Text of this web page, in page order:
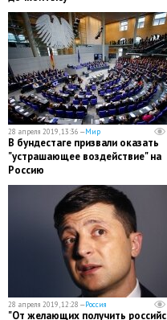
28 апреля 2019, 13:36 —Мир
В бундестаге призвали оказать
"устрашающее воздействие" на
Россию
28 апреля 2019, 12:28 —Россия
​"От желающих получить